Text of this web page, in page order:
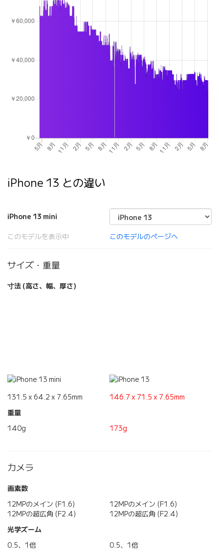
iPhone 13 との違い
iPhone 13 mini
このモデルを表示中 このモデルのページへ
サイズ・重量
寸法 (高さ、幅、厚さ)
131.5 x 64.2 x 7.65mm
146.7 x 71.5 x 7.65mm
重量
140g
173g
カメラ
画素数
12MPのメイン (F1.6)
12MPの超広角 (F2.4)
12MPのメイン (F1.6)
12MPの超広角 (F2.4)
光学ズーム
0.5、1倍
0.5、1倍